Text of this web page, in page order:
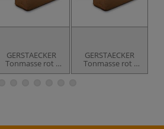
GERSTAECKER
Tonmasse rot -
unschamottiert
GERSTAECKER
Tonmasse rot -
fein schamottiert